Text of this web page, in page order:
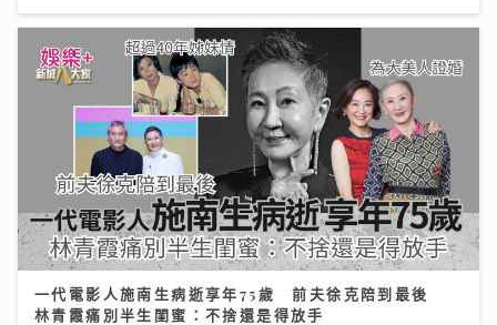
一代電影人施南生病逝享年75歲 前夫徐克陪到最後
林青霞痛別半生閨蜜：不捨還是得放手